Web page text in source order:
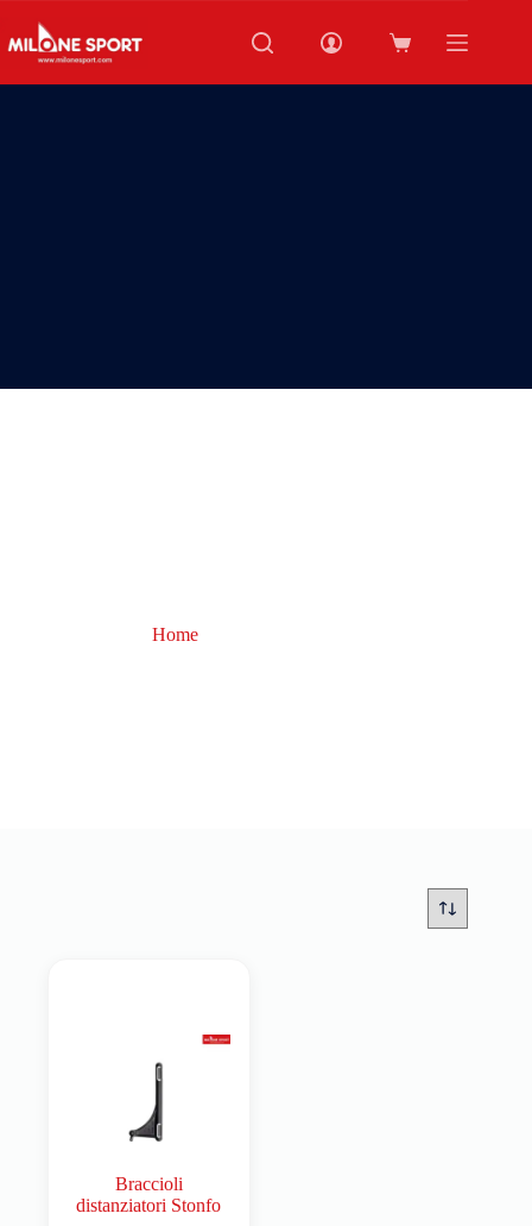
Home
Braccioli
distanziatori Stonfo